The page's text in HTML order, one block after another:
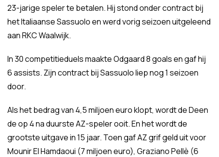
23-jarige speler te betalen. Hij stond onder contract bij
het Italiaanse Sassuolo en werd vorig seizoen uitgeleend
aan RKC Waalwijk.
In 30 competitieduels maakte Odgaard 8 goals en gaf hij
6 assists. Zijn contract bij Sassuolo liep nog 1 seizoen
door.
Als het bedrag van 4,5 miljoen euro klopt, wordt de Deen
de op 4 na duurste AZ-speler ooit. En het wordt de
grootste uitgave in 15 jaar. Toen gaf AZ grif geld uit voor
Mounir El Hamdaoui (7 miljoen euro), Graziano Pellè (6